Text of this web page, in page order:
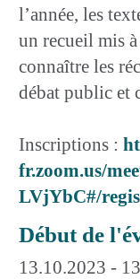
l’année, les
un recueil mis
connaître les
débat public et
Inscriptions :
fr.zoom.us/
LVjYbC#/
Début de
13.10.2023 -